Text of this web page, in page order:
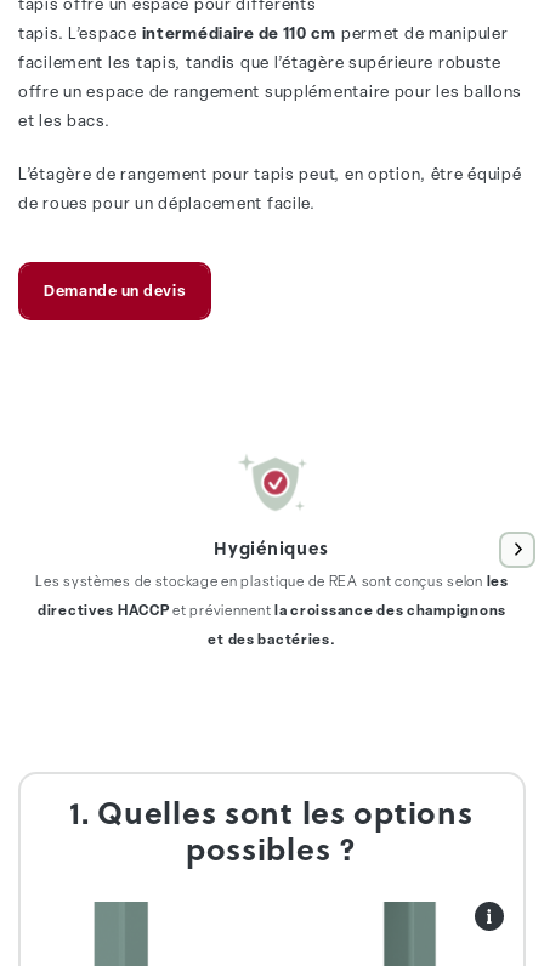
tapis offre un espace pour différents
tapis. L’espace intermédiaire de 110 cm permet de manipuler
facilement les tapis, tandis que l’étagère supérieure robuste
offre un espace de rangement supplémentaire pour les ballons
et les bacs.
L’étagère de rangement pour tapis peut, en option, être équipé
de roues pour un déplacement facile.
Demande un devis
Hygiéniques
Les systèmes de stockage en plastique de REA sont conçus selon les
directives HACCP et préviennentla croissance des champignons
et des bactéries.
1. Quelles sont les options
possibles ?